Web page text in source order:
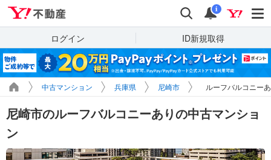
検索 通知
i
ログイン ID新規取得
中古マンション 兵庫県 尼崎市 ルーフバルコニー
尼崎市のルーフバルコニーありの中古マンショ
ン